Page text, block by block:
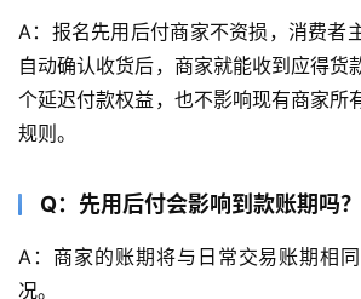
A：报名先用后付商家不资损，消费者
自动确认收货后，商家就能收到应得货
个延迟付款权益，也不影响现有商家所
规则。
Q：先用后付会影响到款账期吗？
A：商家的账期将与日常交易账期相
况。